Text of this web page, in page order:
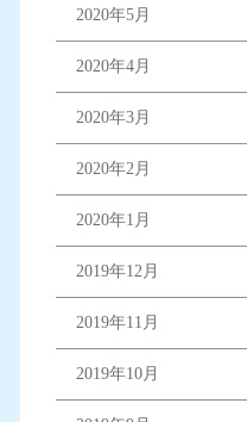
2020年5月
2020年4月
2020年3月
2020年2月
2020年1月
2019年12月
2019年11月
2019年10月